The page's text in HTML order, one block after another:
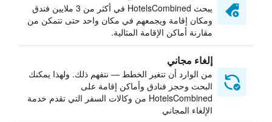
يبحث HotelsCombined في أكثر من 3 ملايين فندق
ومكان إقامة ويجمعهم في مكان واحد حتى تتمكن من
مقارنة أماكن الإقامة المثالية.
إلغاء مجاني
من الوارد أن تتغير الخطط — نتفهم ذلك. ولهذا يمكنك
البحث وحجز فنادق وأماكن إقامة على
HotelsCombined من وكالات السفر التي تقدم خدمة
الإلغاء المجاني